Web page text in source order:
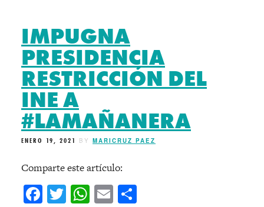
IMPUGNA
PRESIDENCIA
RESTRICCIÓN DEL
INE A
#LAMAÑANERA
ENERO 19, 2021 BY MARICRUZ PAEZ
Comparte este artículo:
Facebook
Twitter
WhatsApp
Email